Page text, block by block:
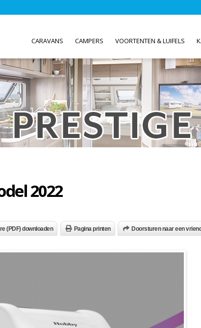
CARAVANS CAMPERS VOORTENTEN & LUIFELS
2022
(PDF) downloaden Pagina printen Doorsturen naar een